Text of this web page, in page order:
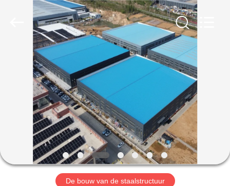
HUIS
PRODUCTEN
VIDEOS
VR-
SHOW
De bouw van de staalstructuur